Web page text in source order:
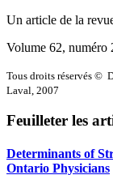
Un article de la
Volume 62, numéro
Tous droits réservés ©
Laval, 2007
Feuilleter les
Determinants of
Ontario Physicians